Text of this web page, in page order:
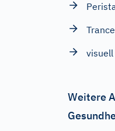
Trance
visuell
Weitere